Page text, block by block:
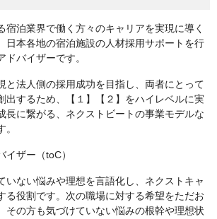
宿泊業界で働く方々のキャリアを実現に導く
日本各地の宿泊施設の人材採用サポートを行
ドバイザーです。
と法人側の採用成功を目指し、両者にとって
出するため、【１】【２】をハイレベルに実
長に繋がる、ネクストビートの事業モデルな
イザー（toC）
いない悩みや理想を言語化し、ネクストキャ
る役割です。次の職場に対する希望をただお
その方も気づけていない悩みの根幹や理想状